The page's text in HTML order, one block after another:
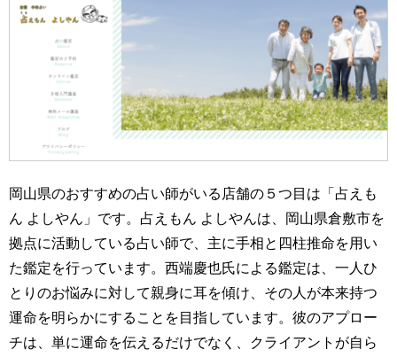
岡山県のおすすめの占い師がいる店舗の５つ目は「占えも
ん よしやん」です。占えもん よしやんは、岡山県倉敷市を
拠点に活動している占い師で、主に手相と四柱推命を用い
た鑑定を行っています。西端慶也氏による鑑定は、一人ひ
とりのお悩みに対して親身に耳を傾け、その人が本来持つ
運命を明らかにすることを目指しています。彼のアプロー
チは、単に運命を伝えるだけでなく、クライアントが自ら